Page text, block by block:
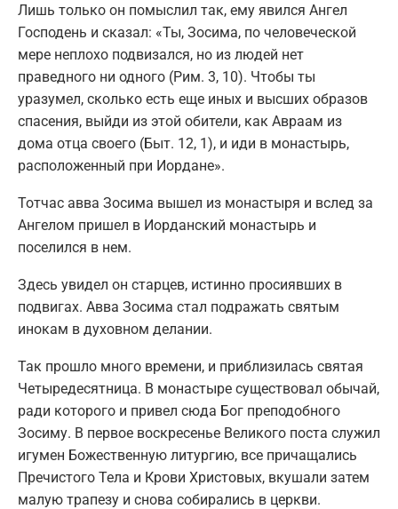
Лишь только он помыслил так, ему явился Ангел
Господень и сказал: «Ты, Зосима, по человеческой
мере неплохо подвизался, но из людей нет
праведного ни одного (Рим. 3, 10). Чтобы ты
уразумел, сколько есть еще иных и высших образов
спасения, выйди из этой обители, как Авраам из
дома отца своего (Быт. 12, 1), и иди в монастырь,
расположенный при Иордане».
Тотчас авва Зосима вышел из монастыря и вслед за
Ангелом пришел в Иорданский монастырь и
поселился в нем.
Здесь увидел он старцев, истинно просиявших в
подвигах. Авва Зосима стал подражать святым
инокам в духовном делании.
Так прошло много времени, и приблизилась святая
Четыредесятница. В монастыре существовал обычай,
ради которого и привел сюда Бог преподобного
Зосиму. В первое воскресенье Великого поста служил
игумен Божественную литургию, все причащались
Пречистого Тела и Крови Христовых, вкушали затем
малую трапезу и снова собирались в церкви.